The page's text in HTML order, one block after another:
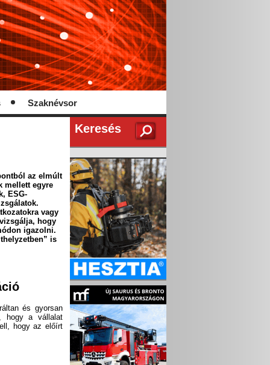
Szaknévsor
az elmúlt
mellett egyre
ESG-
vagy
hogy
igazolni.
is
és gyorsan
hogy a vállalat
hogy az előírt
Keresés